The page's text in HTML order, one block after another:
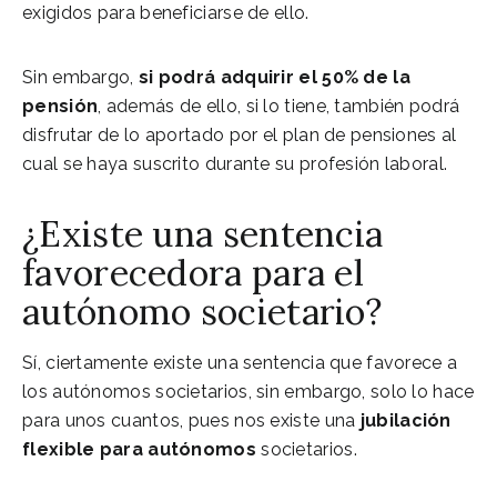
exigidos para beneficiarse de ello.
Sin embargo, si podrá adquirir el 50% de la
pensión, además de ello, si lo tiene, también podrá
disfrutar de lo aportado por el plan de pensiones al
cual se haya suscrito durante su profesión laboral.
¿Existe una sentencia
favorecedora para el
autónomo societario?
Sí, ciertamente existe una sentencia que favorece a
los autónomos societarios, sin embargo, solo lo hace
para unos cuantos, pues nos existe una jubilación
flexible para autónomos societarios.